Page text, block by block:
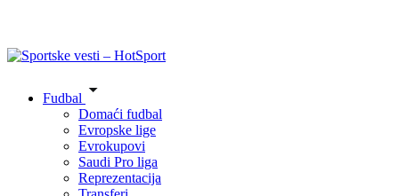
Fudbal
Domaći fudbal
Evropske lige
Evrokupovi
Saudi Pro liga
Reprezentacija